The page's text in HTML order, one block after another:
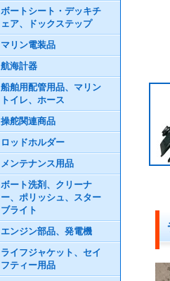
ボートシート・デッキチ
ェア、ドックステップ
マリン電装品
航海計器
船舶用配管用品、マリン
トイレ、ホース
操舵関連商品
ロッドホルダー
メンテナンス用品
ボート洗剤、クリーナ
ー、ポリッシュ、スター
ブライト
エンジン部品、発電機
ライフジャケット、セイ
フティー用品